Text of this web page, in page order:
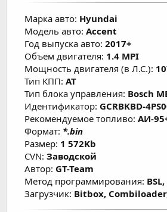
Марка авто: Hyundai
Модель авто: Accent
Год выпуска авто: 2017+
Объем двигателя: 1.4 MPI
Мощность двигателя (в Л.С.):
Тип КПП: AT
Тип блока управления: Bosch
Идентификатор: GCRBKBD-
Рекомендуемое топливо: АИ-
Формат: *.bin
Размер: 1 572Kb
CVN: Заводской
Автор: GT-Team
Метод программирования:
Загрузчик: Bitbox,